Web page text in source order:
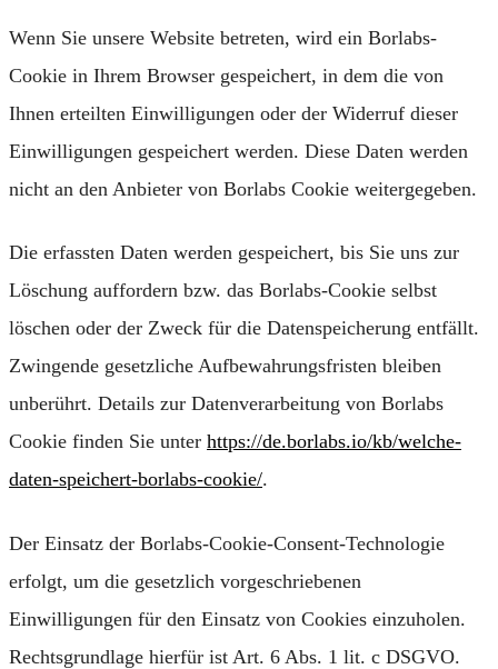
Wenn Sie unsere Website betreten, wird ein Borlabs-
Cookie in Ihrem Browser gespeichert, in dem die von
Ihnen erteilten Einwilligungen oder der Widerruf dieser
Einwilligungen gespeichert werden. Diese Daten werden
nicht an den Anbieter von Borlabs Cookie weitergegeben.
Die erfassten Daten werden gespeichert, bis Sie uns zur
Löschung auffordern bzw. das Borlabs-Cookie selbst
löschen oder der Zweck für die Datenspeicherung entfällt.
Zwingende gesetzliche Aufbewahrungsfristen bleiben
unberührt. Details zur Datenverarbeitung von Borlabs
Cookie finden Sie unter https://de.borlabs.io/kb/welche-
daten-speichert-borlabs-cookie/.
Der Einsatz der Borlabs-Cookie-Consent-Technologie
erfolgt, um die gesetzlich vorgeschriebenen
Einwilligungen für den Einsatz von Cookies einzuholen.
Rechtsgrundlage hierfür ist Art. 6 Abs. 1 lit. c DSGVO.